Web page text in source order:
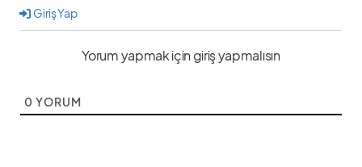
Giriş Yap
Yorum yapmak için giriş yapmalısın
0 YORUM